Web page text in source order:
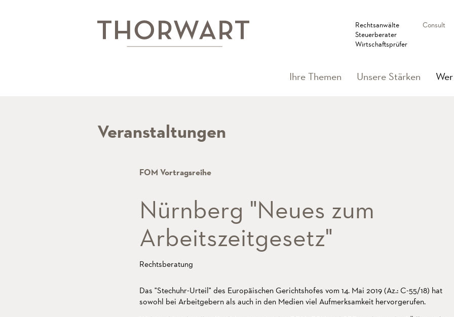
Rechtsanwälte
Steuerberater
Wirtschaftsprüfer
Consult
Ihre Themen Unsere Stärken
Veranstaltungen
FOM Vortragsreihe
Nürnberg "Neues zum
Arbeitszeitgesetz"
Rechtsberatung
Das "Stechuhr-Urteil" des Europäischen Gerichtshofes vom 14. Mai 2019 (Az.: C-55/18) hat
sowohl bei Arbeitgebern als auch in den Medien viel Aufmerksamkeit hervorgerufen.